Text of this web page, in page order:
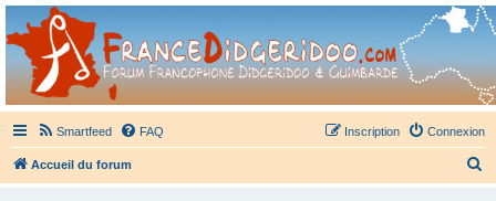
France Didgeridoo
Didgeridoo et Guimbarde sur France Didgeridoo - retrouvez la communauté.
Smartfeed FAQ Connexion
Inscription
Accueil du forum